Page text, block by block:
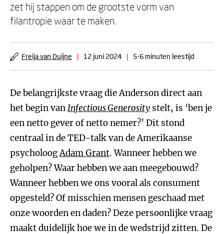
zet hij stappen om de grootste vorm van
filantropie waar te maken.
Freija van Duijne | 12 juni 2024 | 5-6 minuten leestijd
De belangrijkste vraag die Anderson direct aan
het begin vanInfectious Generosity stelt, is ‘ben je
een netto gever of netto nemer?’ Dit stond
centraal in de TED-talk van de Amerikaanse
psycholoogAdam Grant. Wanneer hebben we
geholpen? Waar hebben we aan meegebouwd?
Wanneer hebben we ons vooral als consument
opgesteld? Of misschien mensen geschaad met
onze woorden en daden? Deze persoonlijke vraag
maakt duidelijk hoe we in de wedstrijd zitten. De